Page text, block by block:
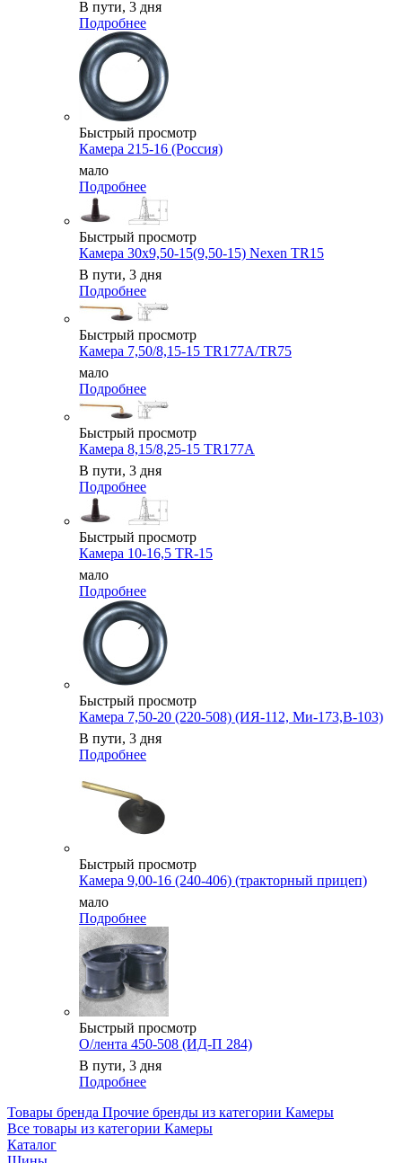
В пути, 3 дня
Подробнее
Быстрый просмотр
Камера 215-16 (Россия)
мало
Подробнее
Быстрый просмотр
Камера 30x9,50-15(9,50-15) Nexen TR15
В пути, 3 дня
Подробнее
Быстрый просмотр
Камера 7,50/8,15-15 TR177A/TR75
мало
Подробнее
Быстрый просмотр
Камера 8,15/8,25-15 TR177A
В пути, 3 дня
Подробнее
Быстрый просмотр
Камера 10-16,5 TR-15
мало
Подробнее
Быстрый просмотр
Камера 7,50-20 (220-508) (ИЯ-112, Ми-173,В-103)
В пути, 3 дня
Подробнее
Быстрый просмотр
Камера 9,00-16 (240-406) (тракторный прицеп)
мало
Подробнее
Быстрый просмотр
О/лента 450-508 (ИД-П 284)
В пути, 3 дня
Подробнее
Товары бренда Прочие бренды из категории Камеры
Все товары из категории Камеры
Каталог